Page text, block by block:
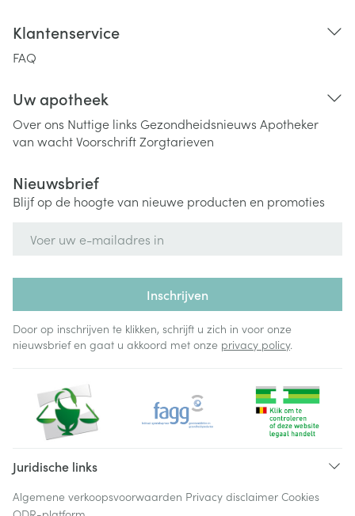
Klantenservice
FAQ
Uw apotheek
Over ons Nuttige links Gezondheidsnieuws Apotheker
van wachtVoorschriftZorgtarieven
Nieuwsbrief
Blijf op de hoogte van nieuwe producten en promoties
Inschrijven
Door op inschrijven te klikken, schrijft u zich in voor onze
nieuwsbrief en gaat u akkoord met onze privacy policy.
Juridische links
Algemene verkoopsvoorwaarden Privacy disclaimer Cookies